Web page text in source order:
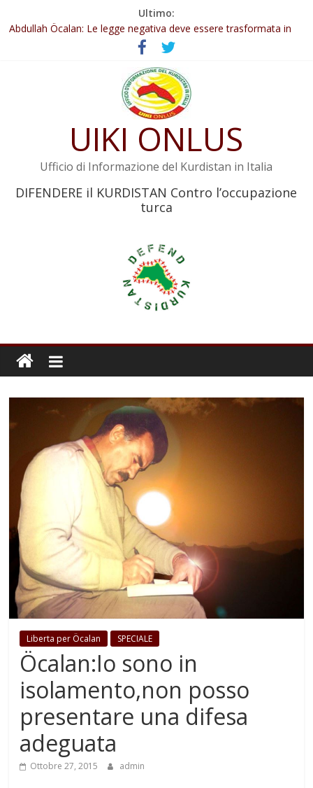
Ultimo:
Abdullah Öcalan: Le legge negativa deve essere trasformata in
Leadership del movimento: la legge deve tutelare Abdullah
Öcalan e l’intero movimento
Commissione donne del KNK: Şengal è di nuovo sotto minaccia
Non tenere conto della situazione di Rêber Apo ostacolerebbe
Il KNK chiede un’azione internazionale contro i crimini di guerra
UIKI ONLUS
Ufficio di Informazione del Kurdistan in Italia
DIFENDERE il KURDISTAN Contro l’occupazione
turca
Liberta per Öcalan SPECIALE
Öcalan:Io sono in
isolamento,non posso
presentare una difesa
adeguata
Ottobre 27, 2015 admin